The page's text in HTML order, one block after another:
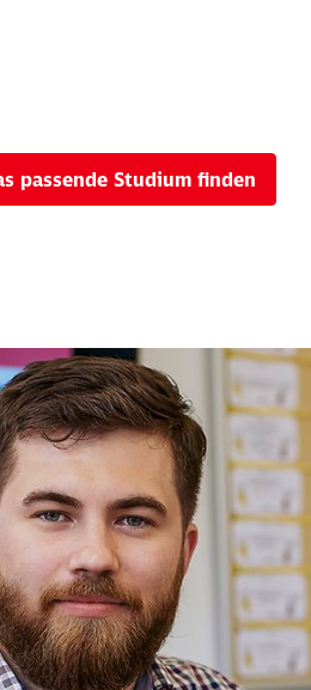
passende Studium finden
Abbrechen